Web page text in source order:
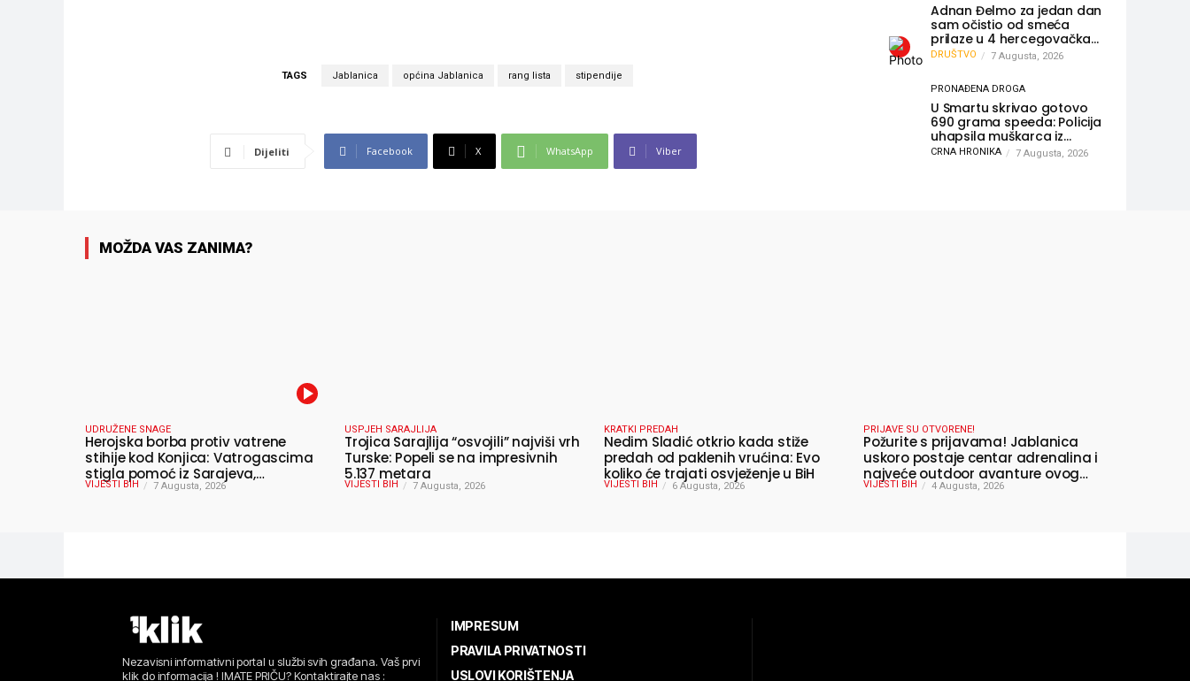
TAGS Jablanica općina Jablanica rang lista stipendije
Dijeliti Facebook X WhatsApp Viber
Adnan Đelmo za jedan dan
sam očistio od smeća
prilaze u 4 hercegovačka
grada: “Danas nisam čistio
samo smeće, čistio sam
sliku o nama”
DRUŠTVO 7 Augusta, 2026
PRONAĐENA DROGA
U Smartu skrivao gotovo
690 grama speeda: Policija
uhapsila muškarca iz
Hercegovine
CRNA HRONIKA 7 Augusta, 2026
MOŽDA VAS ZANIMA?
UDRUŽENE SNAGE
Herojska borba protiv vatrene
stihije kod Konjica: Vatrogascima
stigla pomoć iz Sarajeva,
helikopteri i Air Tractori udružili
VIJESTI BIH 7 Augusta, 2026
USPJEH SARAJLIJA
Trojica Sarajlija “osvojili” najviši vrh
Turske: Popeli se na impresivnih
5.137 metara
VIJESTI BIH 7 Augusta, 2026
KRATKI PREDAH
Nedim Sladić otkrio kada stiže
predah od paklenih vrućina: Evo
koliko će trajati osvježenje u BiH
VIJESTI BIH 6 Augusta, 2026
PRIJAVE SU OTVORENE!
Požurite s prijavama! Jablanica
uskoro postaje centar adrenalina i
najveće outdoor avanture ovog
ljeta
VIJESTI BIH 4 Augusta, 2026
Nezavisni informativni portal u službi svih građana. Vaš prvi
klik do informacija ! IMATE PRIČU? Kontaktirajte nas :
IMPRESUM
PRAVILA PRIVATNOSTI
USLOVI KORIŠTENJA